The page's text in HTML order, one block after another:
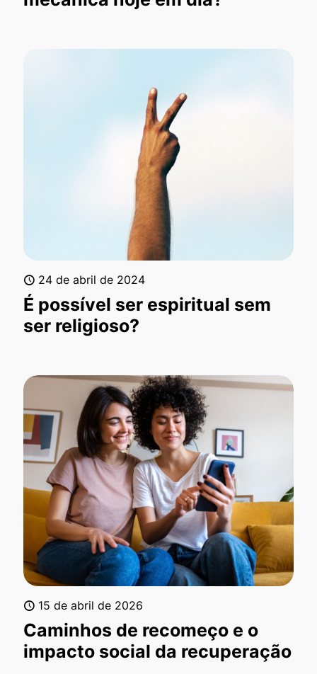
24 de abril de 2024
É possível ser espiritual sem
ser religioso?
15 de abril de 2026
Caminhos de recomeço e o
impacto social da recuperação